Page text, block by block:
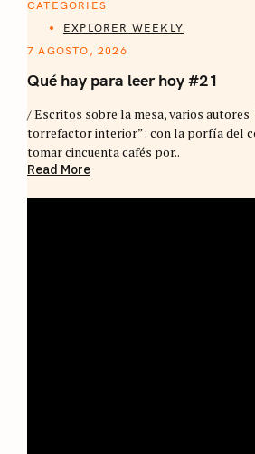
CATEGORIES
EXPLORER WEEKLY
7 AGOSTO, 2026
Qué hay para leer hoy #21
/ Escritos sobre la mesa, varios autores
torrefactor interior”: con la porfía del
tomar cincuenta cafés por..
Read More